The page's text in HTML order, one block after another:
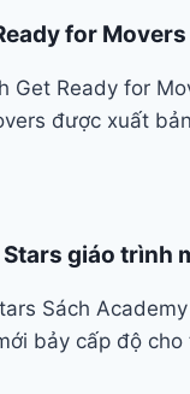
for Movers
Get Ready for
được xuất
giáo trình
Sách
bảy cấp độ cho